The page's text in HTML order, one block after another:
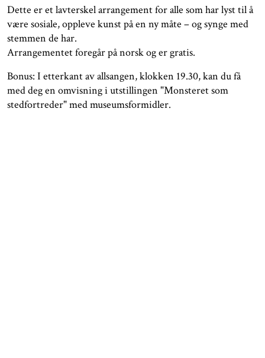
Dette er et lavterskel arrangement for alle som har lyst til å
være sosiale, oppleve kunst på en ny måte – og synge med
stemmen de har.
Arrangementet foregår på norsk og er gratis.
Bonus: I etterkant av allsangen, klokken 19.30, kan du få
med deg en omvisning i utstillingen "Monsteret som
stedfortreder" med museumsformidler.